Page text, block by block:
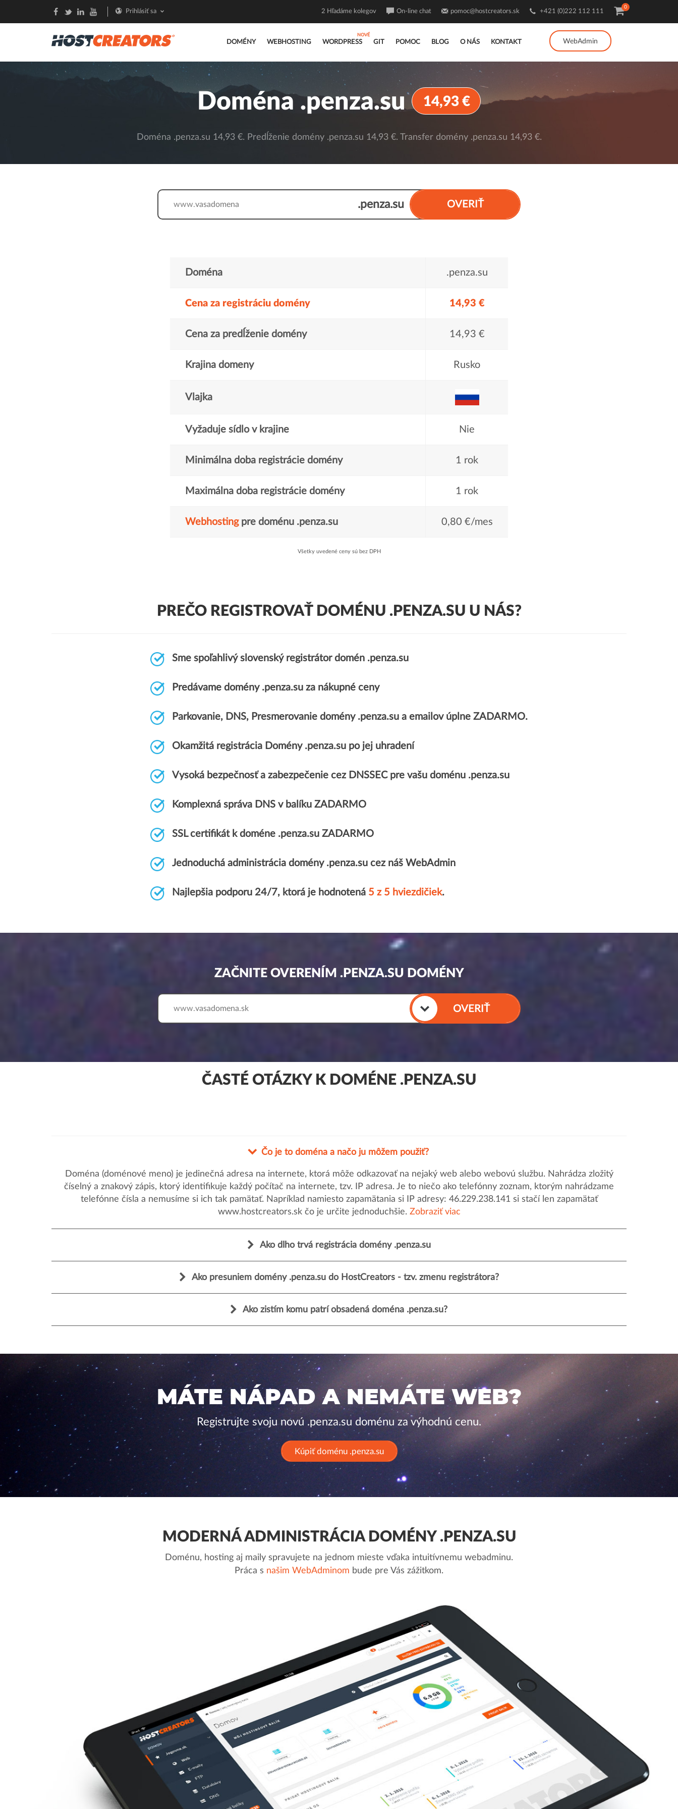
DOMÉNY WEBHOSTING WORDPRESS GIT POMOC BLOG O NÁS KONTAKT WebAdmin
Prihlásiť sa 2 Hľadáme kolegov On-line chat pomoc@hostcreators.sk +421 (0)222 112 111
0
Doména .penza.su 14,93 €
Doména .penza.su 14,93 €. Predĺženie domény .penza.su 14,93 €. Transfer domény .penza.su 14,93 €.
OVERIŤ
.penza.su
www.
Doména .penza.su
Cena za registráciu domény 14,93 €
Cena za predĺženie domény 14,93 €
Krajina domeny Rusko
Vlajka
Vyžaduje sídlo v krajine Nie
Minimálna doba registrácie domény 1 rok
Maximálna doba registrácie domény 1 rok
Webhostingpre doménu .penza.su 0,80 €/mes
Všetky uvedené ceny sú bez DPH
PREČO REGISTROVAŤ DOMÉNU .PENZA.SU U NÁS?
Sme spoľahlivý slovenský registrátor domén .penza.su
Predávame domény .penza.su za nákupné ceny
Parkovanie, DNS, Presmerovanie domény .penza.su a emailov úplne ZADARMO.
Okamžitá registrácia Domény .penza.su po jej uhradení
Vysoká bezpečnosť a zabezpečenie cez DNSSEC pre vašu doménu .penza.su
Komplexná správa DNS v balíku ZADARMO
SSL certifikát k doméne .penza.su ZADARMO
Jednoduchá administrácia domény .penza.su cez náš WebAdmin
Najlepšia podporu 24/7, ktorá je hodnotená 5 z 5 hviezdičiek.
ZAČNITE OVERENÍM .PENZA.SU DOMÉNY
OVERIŤ
www.
ČASTÉ OTÁZKY K DOMÉNE .PENZA.SU
Čo je to doména a načo ju môžem použiť?
Doména (doménové meno) je jedinečná adresa na internete, ktorá môže odkazovať na nejaký web alebo webovú službu. Nahrádza zložitý
číselný a znakový zápis, ktorý identifikuje každý počítač na internete, tzv. IP adresa. Je to niečo ako telefónny zoznam, ktorým nahrádzame
telefónne čísla a nemusíme si ich tak pamätať. Napríklad namiesto zapamätania si IP adresy: 46.229.238.141 si stačí len zapamätať
www.hostcreators.sk čo je určite jednoduchšie. Zobraziť viac
Ako dlho trvá registrácia domény .penza.su
Ako presuniem domény .penza.su do HostCreators - tzv. zmenu registrátora?
Ako zistím komu patrí obsadená doména .penza.su?
MÁTE NÁPAD A NEMÁTE WEB?
Registrujte svoju novú .penza.su doménu za výhodnú cenu.
Kúpiť doménu .penza.su
MODERNÁ ADMINISTRÁCIA DOMÉNY .PENZA.SU
Doménu, hosting aj maily spravujete na jednom mieste vďaka intuitívnemu webadminu.
Práca s našim WebAdminom bude pre Vás zážitkom.